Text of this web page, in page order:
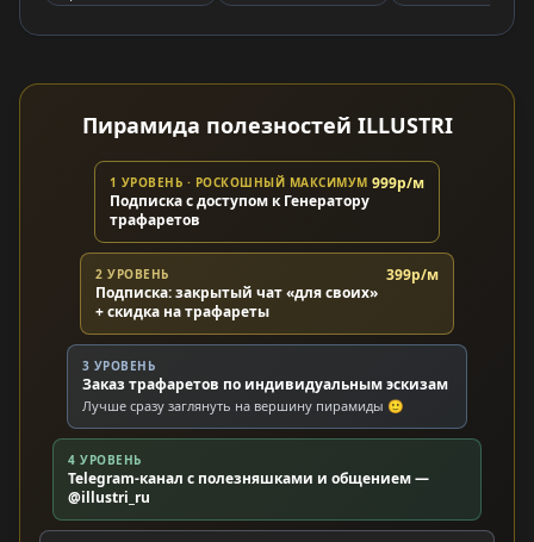
Пирамида полезностей ILLUSTRI
1 УРОВЕНЬ · РОСКОШНЫЙ МАКСИМУМ
Подписка с доступом к Генератору
трафаретов
999р/м
2 УРОВЕНЬ
Подписка: закрытый чат «для своих»
+ скидка на трафареты
399р/м
3 УРОВЕНЬ
Заказ трафаретов по индивидуальным эскизам
Лучше сразу заглянуть на вершину пирамиды 🙂
4 УРОВЕНЬ
Telegram-канал с полезняшками и общением —
@illustri_ru